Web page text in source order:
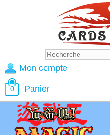
Mon compte
0 Panier